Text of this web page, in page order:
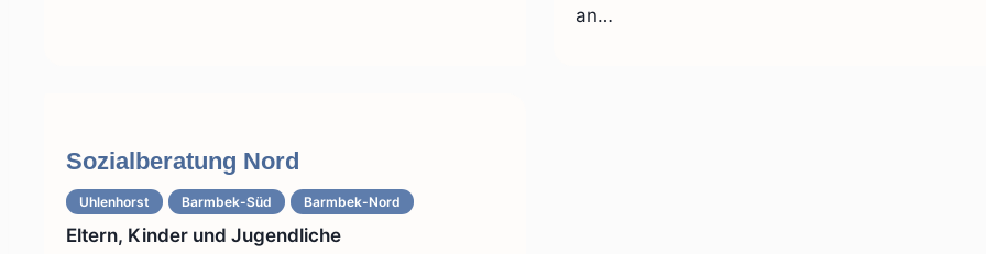
an…
Sozialberatung Nord
Uhlenhorst Barmbek-Süd Barmbek-Nord
Eltern, Kinder und Jugendliche